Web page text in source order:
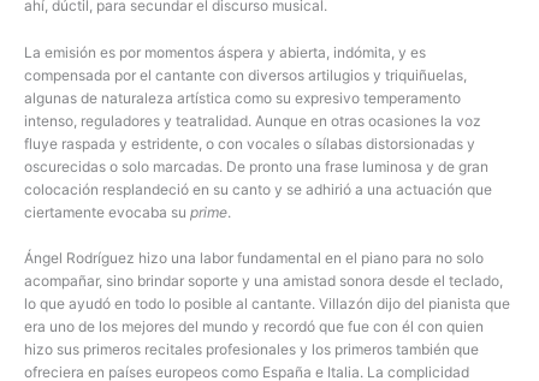
ahí, dúctil, para secundar el discurso musical.
La emisión es por momentos áspera y abierta, indómita, y es
compensada por el cantante con diversos artilugios y triquiñuelas,
algunas de naturaleza artística como su expresivo temperamento
intenso, reguladores y teatralidad. Aunque en otras ocasiones la voz
fluye raspada y estridente, o con vocales o sílabas distorsionadas y
oscurecidas o solo marcadas. De pronto una frase luminosa y de gran
colocación resplandeció en su canto y se adhirió a una actuación que
ciertamente evocaba su prime.
Ángel Rodríguez hizo una labor fundamental en el piano para no solo
acompañar, sino brindar soporte y una amistad sonora desde el teclado,
lo que ayudó en todo lo posible al cantante. Villazón dijo del pianista que
era uno de los mejores del mundo y recordó que fue con él con quien
hizo sus primeros recitales profesionales y los primeros también que
ofreciera en países europeos como España e Italia. La complicidad